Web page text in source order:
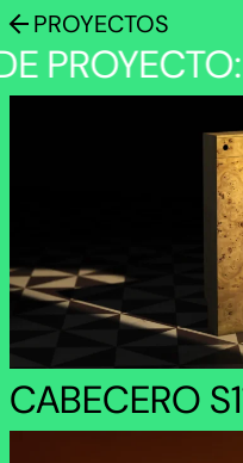
Skip
to
content
PROYECTOS
CABECERO